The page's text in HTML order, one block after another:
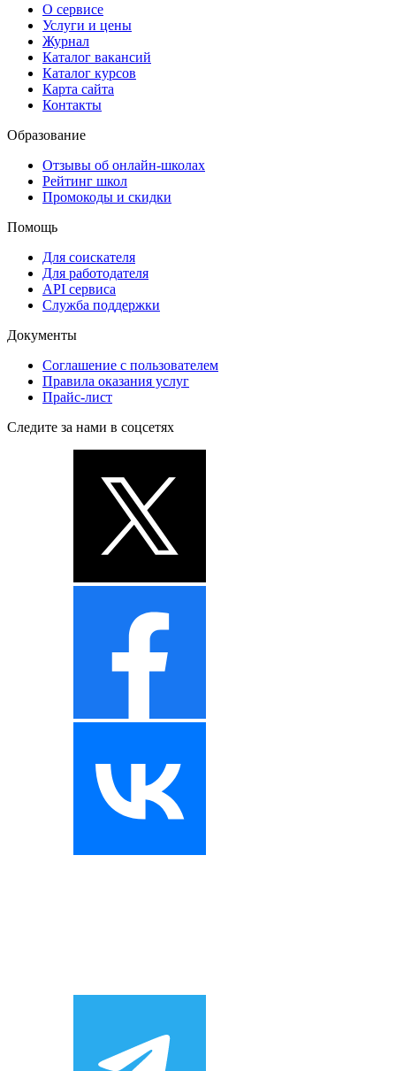
О сервисе
Услуги и цены
Журнал
Каталог вакансий
Каталог курсов
Карта сайта
Контакты
Образование
Отзывы об онлайн-школах
Рейтинг школ
Промокоды и скидки
Помощь
Для соискателя
Для работодателя
API сервиса
Служба поддержки
Документы
Соглашение с пользователем
Правила оказания услуг
Прайс-лист
Следите за нами в соцсетях